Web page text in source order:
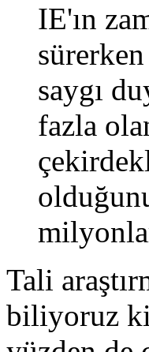
IE'ın
saygı
fazla
Tali
biliyoruz